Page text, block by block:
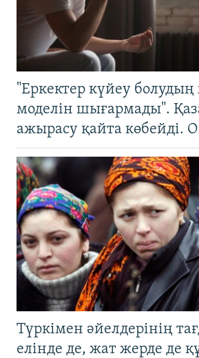
"Еркектер күйеу
моделін шығармады".
ажырасу қайта көбейді.
Түркімен әйелдерінің
елінде де, жат жерде де